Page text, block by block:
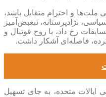
ملت‌ها و احترام متقابل باشد،
نژادپرستانه، تبعیض‌آمیز
رخ داد، با روح فوتبال و
فاصله‌ای آشکار داشت.
ایالات متحده، به جای تسهیل